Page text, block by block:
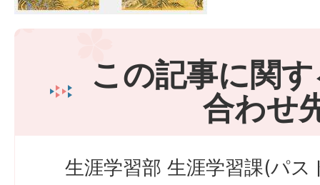
この記事に関
合わせ
生涯学習部 生涯学習課(パス